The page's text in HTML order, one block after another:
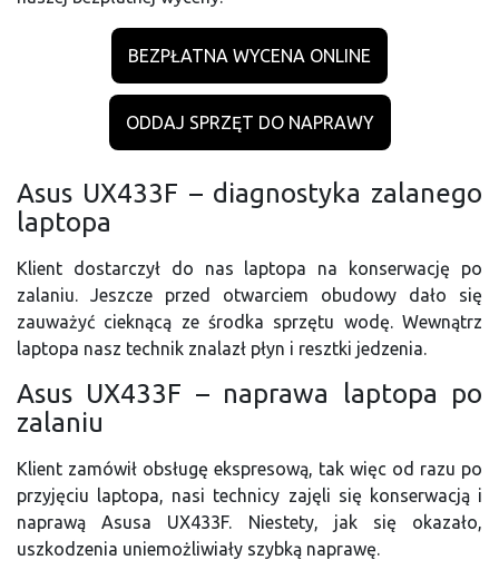
BEZPŁATNA WYCENA ONLINE
ODDAJ SPRZĘT DO NAPRAWY
Asus UX433F – diagnostyka zalanego
laptopa
Klient dostarczył do nas laptopa na konserwację po
zalaniu. Jeszcze przed otwarciem obudowy dało się
zauważyć cieknącą ze środka sprzętu wodę. Wewnątrz
laptopa nasz technik znalazł płyn i resztki jedzenia.
Asus UX433F – naprawa laptopa po
zalaniu
Klient zamówił obsługę ekspresową, tak więc od razu po
przyjęciu laptopa, nasi technicy zajęli się konserwacją i
naprawą Asusa UX433F. Niestety, jak się okazało,
uszkodzenia uniemożliwiały szybką naprawę.